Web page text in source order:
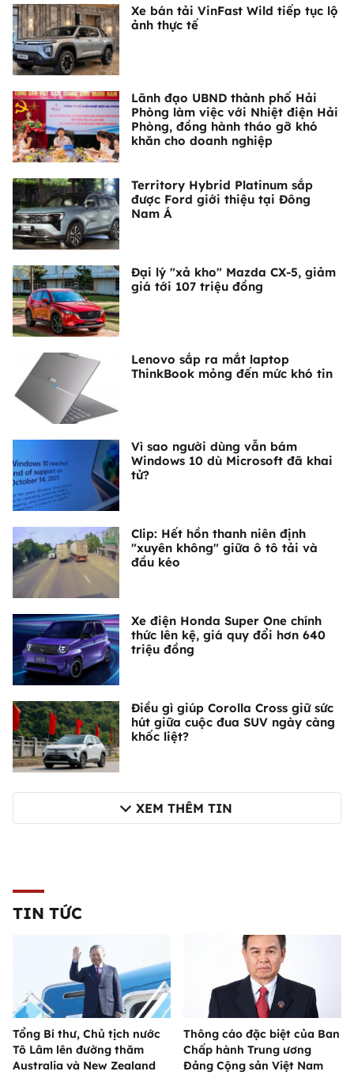
Xe bán tải VinFast Wild tiếp tục lộ
ảnh thực tế
Lãnh đạo UBND thành phố Hải
Phòng làm việc với Nhiệt điện Hải
Phòng, đồng hành tháo gỡ khó
khăn cho doanh nghiệp
Territory Hybrid Platinum sắp
được Ford giới thiệu tại Đông
Nam Á
Đại lý "xả kho" Mazda CX-5, giảm
giá tới 107 triệu đồng
Lenovo sắp ra mắt laptop
ThinkBook mỏng đến mức khó tin
Vì sao người dùng vẫn bám
Windows 10 dù Microsoft đã khai
tử?
Clip: Hết hồn thanh niên định
"xuyên không" giữa ô tô tải và
đầu kéo
Xe điện Honda Super One chính
thức lên kệ, giá quy đổi hơn 640
triệu đồng
Điều gì giúp Corolla Cross giữ sức
hút giữa cuộc đua SUV ngày càng
khốc liệt?
XEM THÊM TIN
TIN TỨC
Tổng Bí thư, Chủ tịch nước
Tô Lâm lên đường thăm
Australia và New Zealand
Thông cáo đặc biệt của Ban
Chấp hành Trung ương
Đảng Cộng sản Việt Nam